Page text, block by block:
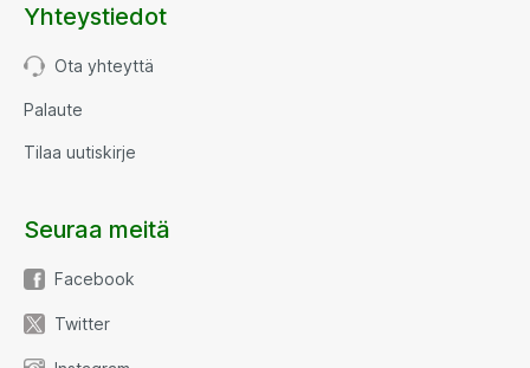
Yhteystiedot
Ota yhteyttä
Palaute
Tilaa uutiskirje
Seuraa meitä
Facebook
Twitter